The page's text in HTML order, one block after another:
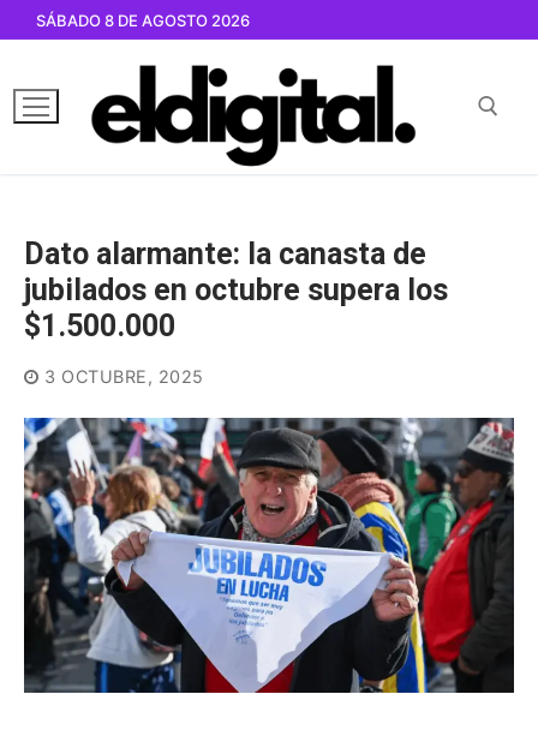
contenido
SÁBADO 8 DE AGOSTO 2026
Dato alarmante: la canasta de
jubilados en octubre supera los
$1.500.000
3 OCTUBRE, 2025